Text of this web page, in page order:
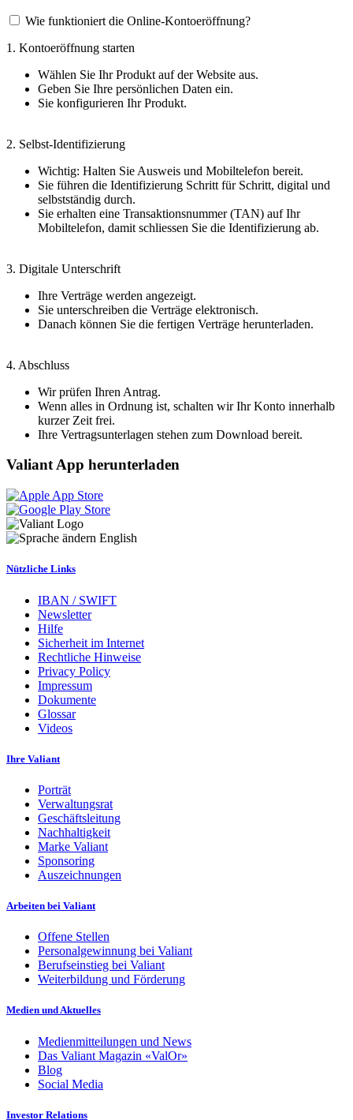
Wie funktioniert die Online-Kontoeröffnung?
1. Kontoeröffnung starten
Wählen Sie Ihr Produkt auf der Website aus.
Geben Sie Ihre persönlichen Daten ein.
Sie konfigurieren Ihr Produkt.
2. Selbst-Identifizierung
Wichtig: Halten Sie Ausweis und Mobiltelefon bereit.
Sie führen die Identifizierung Schritt für Schritt, digital und
selbstständig durch.
Sie erhalten eine Transaktionsnummer (TAN) auf Ihr
Mobiltelefon, damit schliessen Sie die Identifizierung ab.
3. Digitale Unterschrift
Ihre Verträge werden angezeigt.
Sie unterschreiben die Verträge elektronisch.
Danach können Sie die fertigen Verträge herunterladen.
4. Abschluss
Wir prüfen Ihren Antrag.
Wenn alles in Ordnung ist, schalten wir Ihr Konto innerhalb
kurzer Zeit frei.
Ihre Vertragsunterlagen stehen zum Download bereit.
Valiant App herunterladen
English
Nützliche Links
IBAN / SWIFT
Newsletter
Hilfe
Sicherheit im Internet
Rechtliche Hinweise
Privacy Policy
Impressum
Dokumente
Glossar
Videos
Ihre Valiant
Porträt
Verwaltungsrat
Geschäftsleitung
Nachhaltigkeit
Marke Valiant
Sponsoring
Auszeichnungen
Arbeiten bei Valiant
Offene Stellen
Personalgewinnung bei Valiant
Berufseinstieg bei Valiant
Weiterbildung und Förderung
Medien und Aktuelles
Medienmitteilungen und News
Das Valiant Magazin «ValOr»
Blog
Social Media
Investor Relations